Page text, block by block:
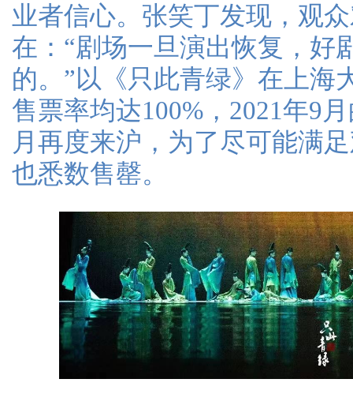
业者信心。张笑丁发现，观
在：“剧场一旦演出恢复，好
的。”以《只此青绿》在上海
售票率均达100%，2021年9
月再度来沪，为了尽可能满
也悉数售罄。